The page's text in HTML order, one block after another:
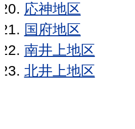
応神地区
国府地区
南井上地区
北井上地区